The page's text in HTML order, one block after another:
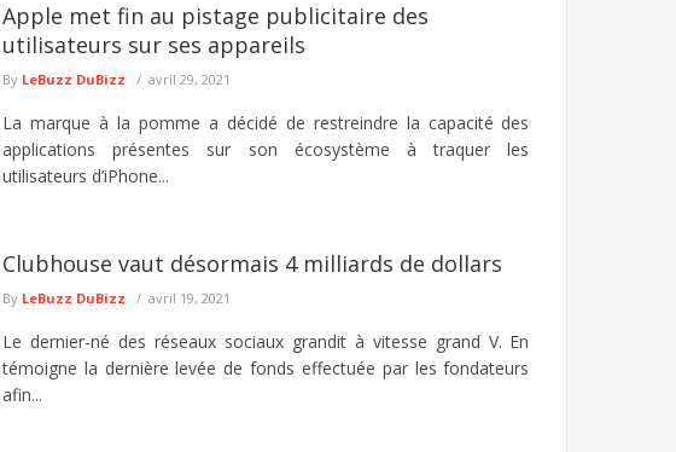
Apple met fin au pistage publicitaire des
utilisateurs sur ses appareils
By LeBuzz DuBizz avril 29, 2021
La marque à la pomme a décidé de restreindre la capacité des
applications présentes sur son écosystème à traquer les
utilisateurs d’iPhone...
Clubhouse vaut désormais 4 milliards de dollars
By LeBuzz DuBizz avril 19, 2021
Le dernier-né des réseaux sociaux grandit à vitesse grand V. En
témoigne la dernière levée de fonds effectuée par les fondateurs
afin...